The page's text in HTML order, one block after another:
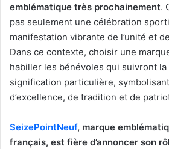
emblématique très prochainement.
pas seulement une célébration
manifestation vibrante de l’unité et
Dans ce contexte, choisir une
habiller les bénévoles qui suivront
signification particulière,
d’excellence, de tradition et de
SeizePointNeuf, marque
français, est fière d’annoncer son